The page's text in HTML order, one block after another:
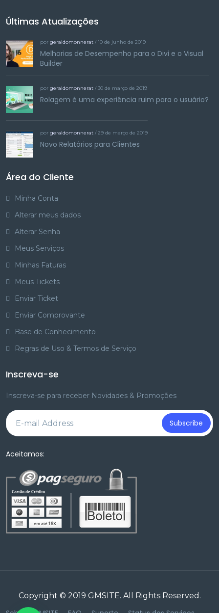
Últimas Atualizações
por geraldomonnerat / 10 de junho de 2019
Melhorias de Desempenho para o Divi e o Visual
Builder
por geraldomonnerat / 30 de março de 2019
Rolagem é uma experiência ruim para o usuário?
por geraldomonnerat / 29 de março de 2019
Novo Relatórios para Clientes
Área do Cliente
Minha Conta
Alterar meus dados
Alterar Senha
Meus Serviços
Minhas Faturas
Meus Tickets
Enviar Ticket
Enviar Comprovante
Base de Conhecimento
Regras de Uso & Termos de Serviço
Inscreva-se
Inscreva-se para receber Novidades & Promoções
Subscribe
Aceitamos:
Copyright © 2019 GMSITE. All Rights Reserved.